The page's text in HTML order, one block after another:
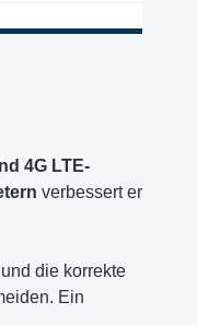
4G LTE-
verbessert er
die korrekte
Ein